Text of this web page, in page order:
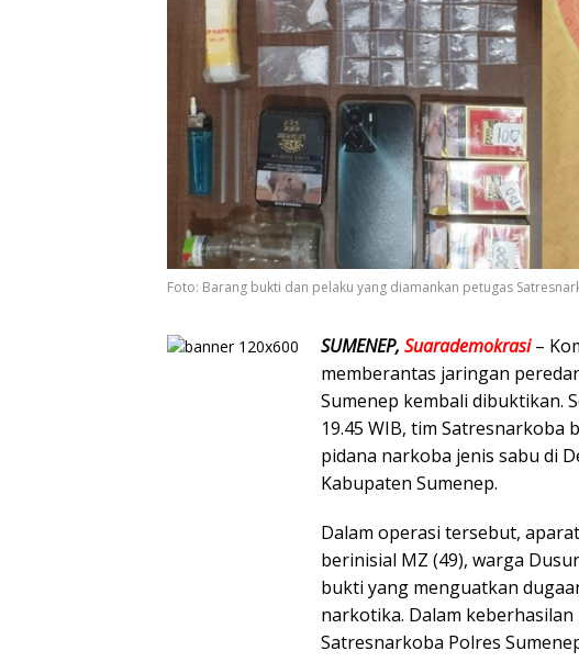
Foto: Barang bukti dan pelaku yang diamankan petugas
SUMENEP, Suarademokrasi –
memberantas jaringan
Sumenep kembali dibuktikan.
19.45 WIB, tim
pidana narkoba jenis sabu di
Kabupaten Sumenep.
Dalam operasi tersebut,
berinisial MZ (49), warga
bukti yang menguatkan
narkotika. Dalam
Satresnarkoba Polres